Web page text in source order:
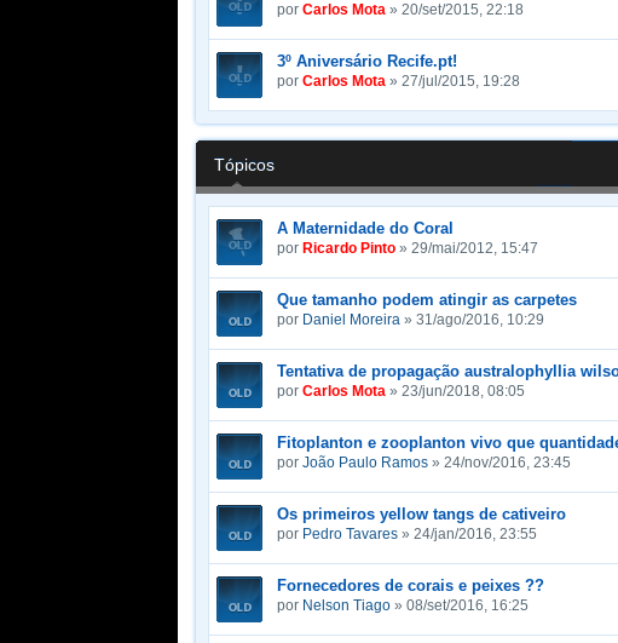
por Carlos Mota » 20/set/2015, 22:18
3º Aniversário Recife.pt!
por Carlos Mota » 27/jul/2015, 19:28
Tópicos
A Maternidade do Coral
por Ricardo Pinto » 29/mai/2012, 15:47
Que tamanho podem atingir as carpetes
por Daniel Moreira » 31/ago/2016, 10:29
Tentativa de propagação australophyllia
por Carlos Mota » 23/jun/2018, 08:05
Fitoplanton e zooplanton vivo que
por João Paulo Ramos » 24/nov/2016, 23:45
Os primeiros yellow tangs de cativeiro
por Pedro Tavares » 24/jan/2016, 23:55
Fornecedores de corais e peixes ??
por Nelson Tiago » 08/set/2016, 16:25